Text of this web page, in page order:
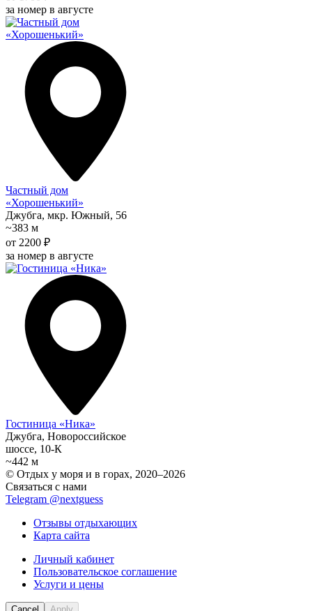
за номер в августе
Частный дом
«Хорошенький»
Джубга, мкр. Южный, 56
~383 м
от 2200 ₽
за номер в августе
Гостиница «Ника»
Джубга, Новороссийское
шоссе, 10-К
~442 м
© Отдых у моря и в горах, 2020–2026
Связаться с нами
Telegram @nextguess
Отзывы отдыхающих
Карта сайта
Личный кабинет
Пользовательское соглашение
Услуги и цены